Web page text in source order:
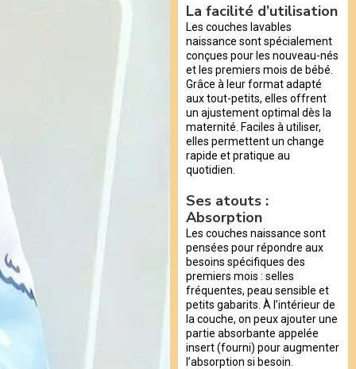
La facilité d’utilisation
Les couches lavables
naissance sont spécialement
conçues pour les nouveau-nés
et les premiers mois de bébé.
Grâce à leur format adapté
aux tout-petits, elles offrent
un ajustement optimal dès la
maternité. Faciles à utiliser,
elles permettent un change
rapide et pratique au
quotidien.
Ses atouts :
Absorption
Les couches naissance sont
pensées pour répondre aux
besoins spécifiques des
premiers mois : selles
fréquentes, peau sensible et
petits gabarits. À l’intérieur de
la couche, on peux ajouter une
partie absorbante appelée
insert (fourni) pour augmenter
l’absorption si besoin.